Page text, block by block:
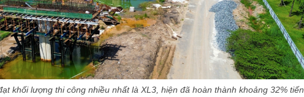
khối lượng thi công nhiều nhất là XL3, hiện đã hoàn thành khoảng 32% tiến